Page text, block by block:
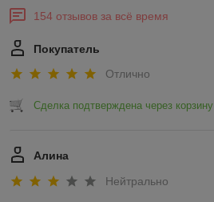
154 отзывов за всё время
Покупатель
Отлично
Сделка подтверждена через корзину
Алина
Нейтрально